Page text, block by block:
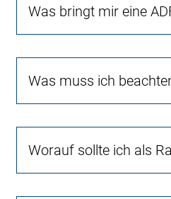
Was bringt mir eine
Was muss ich
Worauf sollte ich als